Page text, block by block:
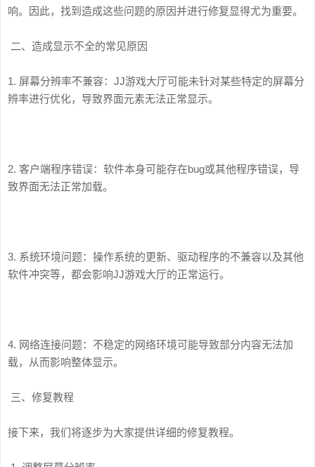
响。因此，找到造成这些问题的原因并进行修复显得尤为重要。
二、造成显示不全的常见原因
1. 屏幕分辨率不兼容：JJ游戏大厅可能未针对某些特定的屏幕分
辨率进行优化，导致界面元素无法正常显示。
2. 客户端程序错误：软件本身可能存在bug或其他程序错误，导
致界面无法正常加载。
3. 系统环境问题：操作系统的更新、驱动程序的不兼容以及其他
软件冲突等，都会影响JJ游戏大厅的正常运行。
4. 网络连接问题：不稳定的网络环境可能导致部分内容无法加
载，从而影响整体显示。
三、修复教程
接下来，我们将逐步为大家提供详细的修复教程。